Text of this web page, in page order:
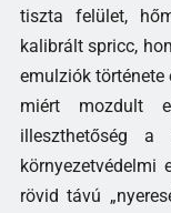
tiszta felület,
kalibrált spricc,
emulziók története
miért mozdult
illeszthetőség
környezetvédelmi
rövid távú